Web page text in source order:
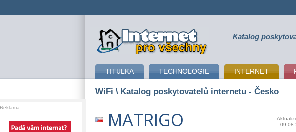
připojení k internetu Katalog
TITULKA TECHNOLOGIE INTERNET
WiFi \ Katalog poskytovatelů internetu - Česko
MATRIGO
Reklama: